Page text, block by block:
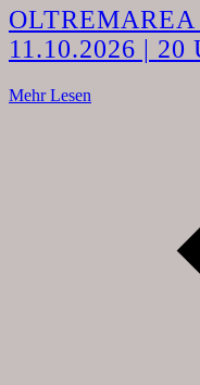
11.10.2026 | 20
Mehr Lesen